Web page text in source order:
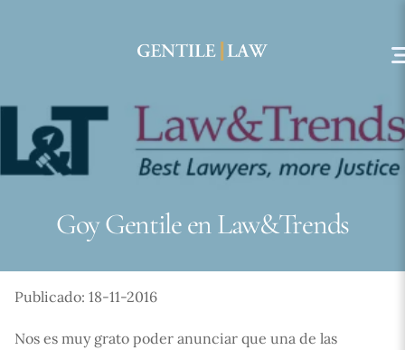
Goy Gentile en Law&Trends
Publicado: 18-11-2016
Nos es muy grato poder anunciar que una de las